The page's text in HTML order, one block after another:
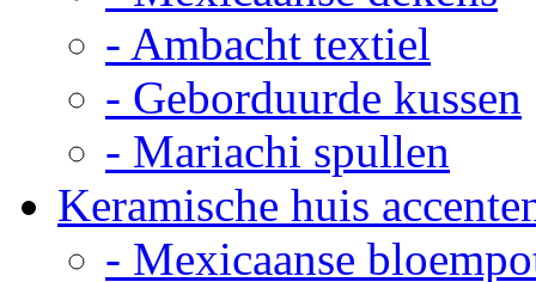
- Ambacht textiel
- Geborduurde kussen
- Mariachi spullen
Keramische huis
- Mexicaanse